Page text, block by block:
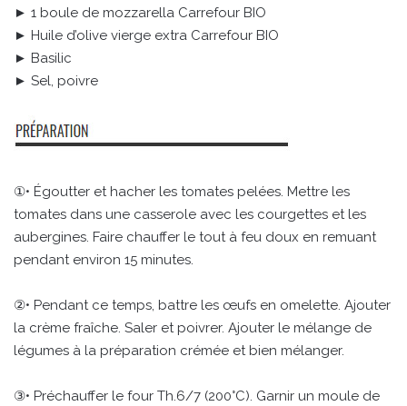
► 1 boule de mozzarella Carrefour BIO
► Huile d’olive vierge extra Carrefour BIO
► Basilic
► Sel, poivre
①• Égoutter et hacher les tomates pelées. Mettre les
tomates dans une casserole avec les courgettes et les
aubergines. Faire chauffer le tout à feu doux en remuant
pendant environ 15 minutes.
②• Pendant ce temps, battre les œufs en omelette. Ajouter
la crème fraîche. Saler et poivrer. Ajouter le mélange de
légumes à la préparation crémée et bien mélanger.
③• Préchauffer le four Th.6/7 (200°C). Garnir un moule de